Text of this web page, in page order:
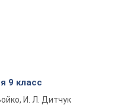
9 класс
И. Л. Дитчук